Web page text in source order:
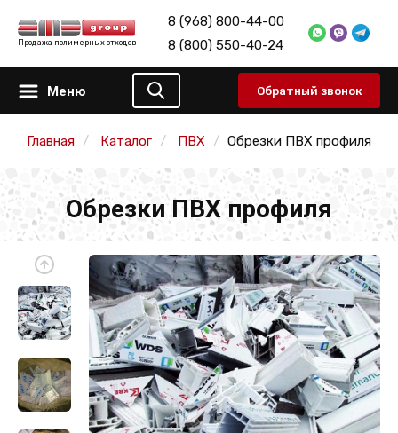
Продажа полимерных отходов
8 (968) 800-44-00
8 (800) 550-40-24
Меню Обратный звонок
Главная Каталог ПВХ Обрезки ПВХ профиля
Обрезки ПВХ профиля